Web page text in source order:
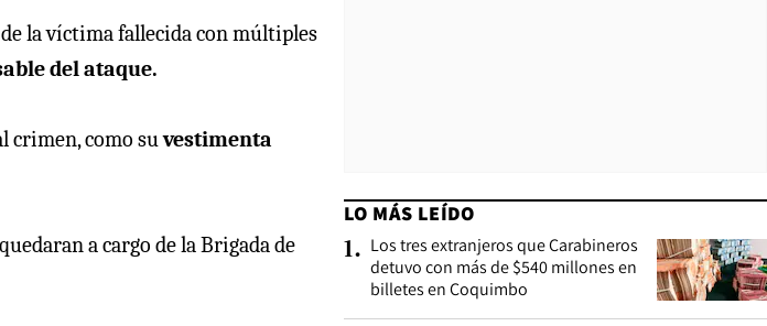
la víctima fallecida con múltiples
del ataque.
crimen, como suvestimenta
a cargo de la Brigada de
LO MÁS LEÍDO
1. Los tres extranjeros que Carabineros
detuvo con más de $540 millones en
billetes en Coquimbo